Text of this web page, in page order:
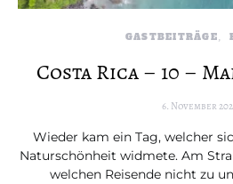
GASTBEITRÄGE
Costa Rica – 10 –
6. November
Wieder kam ein Tag, welcher
Naturschönheit widmete. Am
welchen Reisende nicht zu